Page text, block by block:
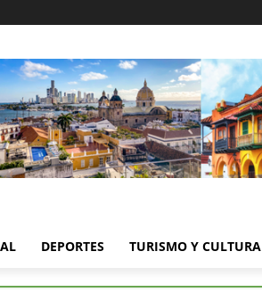
DEPORTES TURISMO Y CULTURA